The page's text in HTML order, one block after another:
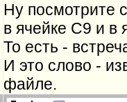
Ну посмотрите
в ячейке C9 и в
То есть -
И это слово -
файле.